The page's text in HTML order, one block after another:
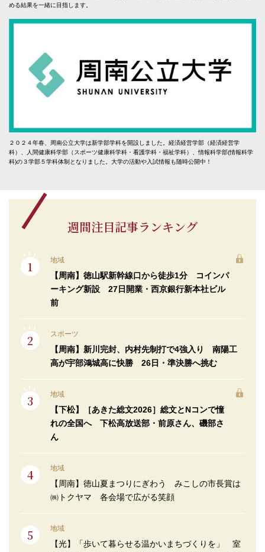
める結果を一緒に目指します。
２０２４年春、周南公立大学は新学部学科を開設しました。経済経営学部（経済経営学
科）、人間健康科学部（スポーツ健康科学科・看護学科・福祉学科）、情報科学部(情報科学
科)の３学部５学科体制となりました。大学の活動や入試情報も随時公開中！
週間注目記事ランキング
地域
【周南】徳山駅新幹線口から徒歩1分 コインパ
ーキング新設 27日開業・西京銀行新本社ビル
前
スポーツ
【周南】新川完封、内村先制打で4強入り 南陽工
高が宇部鴻城高に快勝 26日・準決勝へ挑む
地域
【下松】［あきた総文2026］総文とNコンで憧
れの全国へ 下松高放送部・前原さん、磯部さ
ん
地域
【周南】徳山夏まつりにぎわう みこしの市長賞は
㈱トクヤマ 各会場で広がる笑顔
地域
【光】「歩いて暮らせる温かいまちづくりを」 室